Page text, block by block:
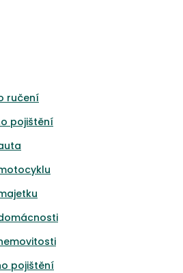
ručení
pojištění
pojištění